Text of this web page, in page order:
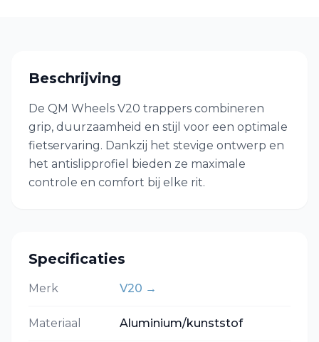
Beschrijving
De QM Wheels V20 trappers combineren
grip, duurzaamheid en stijl voor een optimale
fietservaring. Dankzij het stevige ontwerp en
het antislipprofiel bieden ze maximale
controle en comfort bij elke rit.
Specificaties
Merk V20 →
Materiaal Aluminium/kunststof